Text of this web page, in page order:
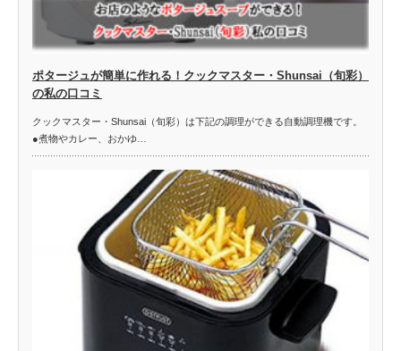
ポタージュが簡単に作れる！クックマスター・Shunsai（旬彩）
の私の口コミ
クックマスター・Shunsai（旬彩）は下記の調理ができる自動調理機です。
●煮物やカレー、おかゆ…